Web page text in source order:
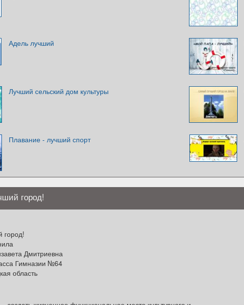
Адель лучший
Лучший сельский дом культуры
Плавание - лучший спорт
город!
город!
Дмитриевна
Гимназии №64
область